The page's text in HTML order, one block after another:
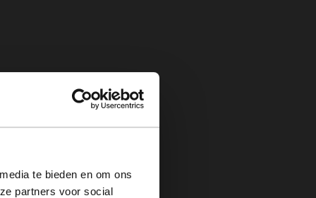
te bieden en om ons
partners voor social